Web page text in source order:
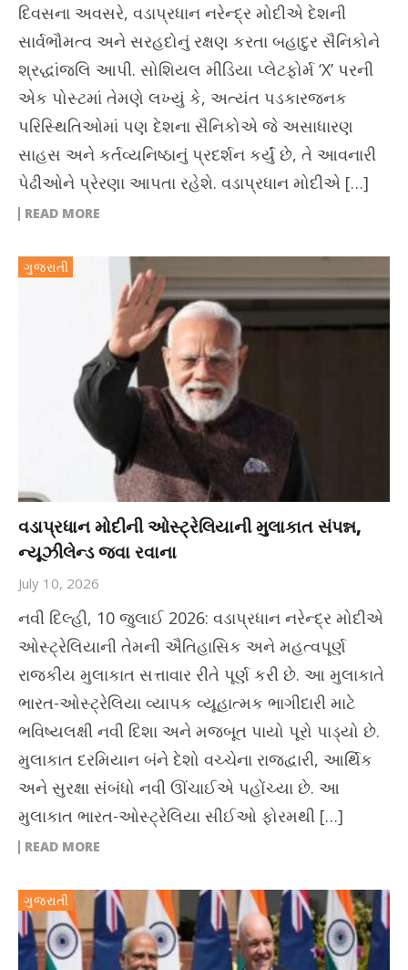
દિવસના અવસરે, વડાપ્રધાન નરેન્દ્ર મોદીએ દેશની
સાર્વભૌમત્વ અને સરહદોનું રક્ષણ કરતા બહાદુર સૈનિકોને
શ્રદ્ધાંજલિ આપી. સોશિયલ મીડિયા પ્લેટફોર્મ ‘X’ પરની
એક પોસ્ટમાં તેમણે લખ્યું કે, અત્યંત પડકારજનક
પરિસ્થિતિઓમાં પણ દેશના સૈનિકોએ જે અસાધારણ
સાહસ અને કર્તવ્યનિષ્ઠાનું પ્રદર્શન કર્યું છે, તે આવનારી
પેઢીઓને પ્રેરણા આપતા રહેશે. વડાપ્રધાન મોદીએ […]
READ MORE
ગુજરાતી
વડાપ્રધાન મોદીની ઓસ્ટ્રેલિયાની મુલાકાત સંપન્ન,
ન્યૂઝીલેન્ડ જવા રવાના
July 10, 2026
નવી દિલ્હી, 10 જુલાઈ 2026: વડાપ્રધાન નરેન્દ્ર મોદીએ
ઓસ્ટ્રેલિયાની તેમની ઐતિહાસિક અને મહત્વપૂર્ણ
રાજકીય મુલાકાત સત્તાવાર રીતે પૂર્ણ કરી છે. આ મુલાકાતે
ભારત-ઓસ્ટ્રેલિયા વ્યાપક વ્યૂહાત્મક ભાગીદારી માટે
ભવિષ્યલક્ષી નવી દિશા અને મજબૂત પાયો પૂરો પાડ્યો છે.
મુલાકાત દરમિયાન બંને દેશો વચ્ચેના રાજદ્વારી, આર્થિક
અને સુરક્ષા સંબંધો નવી ઊંચાઈએ પહોંચ્યા છે. આ
મુલાકાત ભારત-ઓસ્ટ્રેલિયા સીઈઓ ફોરમથી […]
READ MORE
ગુજરાતી